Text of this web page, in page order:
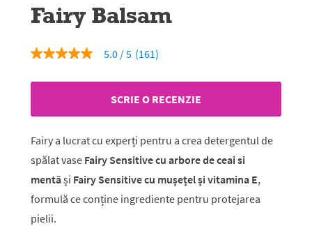
Fairy Balsam
5.0
5
medie
evaluării.
Read
161
Reviews.
Același
link
de
pagină.
5.0 (161)
SCRIE O RECENZIE
Fairy a lucrat cu experți pentru a crea detergentul de
spălat vase Fairy Sensitive cu arbore de ceai si
mentăși Fairy Sensitive cu mușețel și vitamina E,
formulă ce conține ingrediente pentru protejarea
pielii.